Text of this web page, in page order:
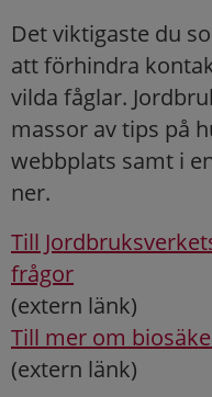
Det viktigaste du
att förhindra
vilda fåglar.
massor av tips på
webbplats samt i
ner.
Till
frågor
(extern länk)
Till mer om
(extern länk)